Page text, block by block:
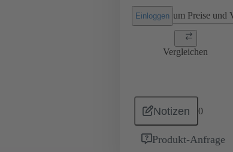
Einloggen um Preise und
Vergleichen
Notizen 0
Produkt-Anfrage